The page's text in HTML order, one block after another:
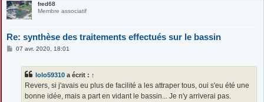
fred68
Membre associatif
Re: synthèse des traitements effectués sur le bassin
M07 avr. 2020, 18:01
lolo59310 a écrit : ↑
Revers, si j'avais eu plus de facilité a les attraper tous, oui s'eu été une
bonne idée, mais a part en vidant le bassin... Je n'y arriverai pas.